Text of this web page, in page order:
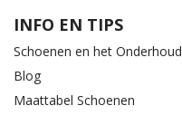
INFO EN TIPS
Schoenen en het Onderhoud
Blog
Maattabel Schoenen